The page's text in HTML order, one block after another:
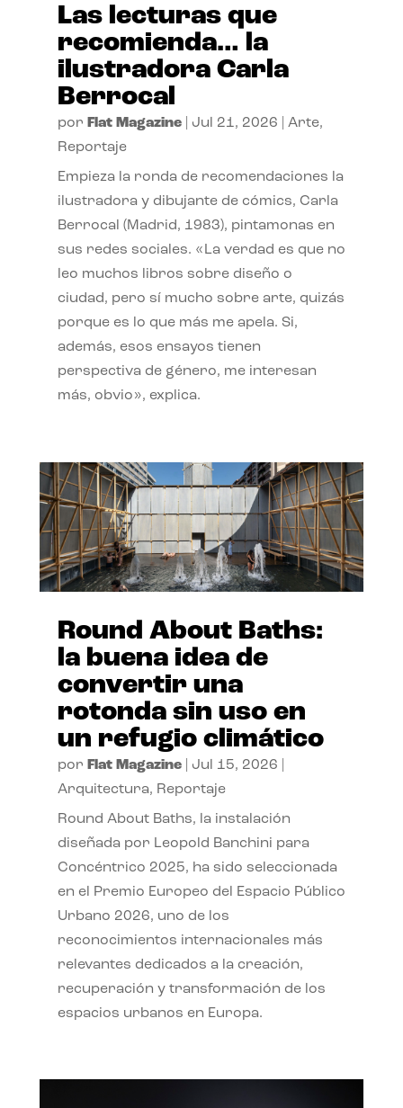
Las lecturas que
recomienda… la
ilustradora Carla
Berrocal
por Flat Magazine| Jul 21, 2026 Arte,
Reportaje
Empieza la ronda de recomendaciones la
ilustradora y dibujante de cómics, Carla
Berrocal (Madrid, 1983), pintamonas en
sus redes sociales. «La verdad es que no
leo muchos libros sobre diseño o
ciudad, pero sí mucho sobre arte, quizás
porque es lo que más me apela. Si,
además, esos ensayos tienen
perspectiva de género, me interesan
más, obvio», explica.
Round About Baths:
la buena idea de
convertir una
rotonda sin uso en
un refugio climático
por Flat Magazine| Jul 15, 2026
Arquitectura, Reportaje
Round About Baths, la instalación
diseñada por Leopold Banchini para
Concéntrico 2025, ha sido seleccionada
en el Premio Europeo del Espacio Público
Urbano 2026, uno de los
reconocimientos internacionales más
relevantes dedicados a la creación,
recuperación y transformación de los
espacios urbanos en Europa.